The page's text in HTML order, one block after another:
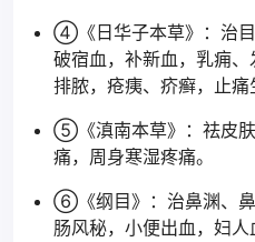
④《日华子本草》：治目
破宿血，补新血，乳痈、
排脓，疮痍、疥癣，止痛
⑤《滇南本草》：祛皮
痛，周身寒湿疼痛。
⑥《纲目》：治鼻渊、
肠风秘，小便出血，妇